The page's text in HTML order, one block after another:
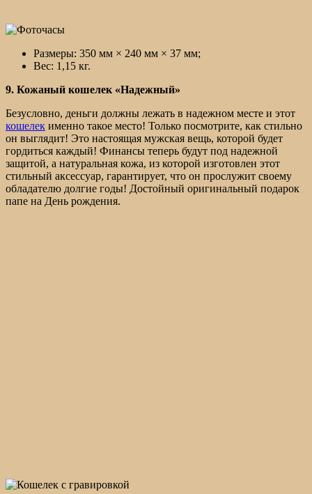
Размеры: 350 мм × 240 мм × 37 мм;
Вес: 1,15 кг.
9. Кожаный кошелек «Надежный»
Безусловно, деньги должны лежать в надежном месте и этот
кошелек именно такое место! Только посмотрите, как стильно
он выглядит! Это настоящая мужская вещь, которой будет
гордиться каждый! Финансы теперь будут под надежной
защитой, а натуральная кожа, из которой изготовлен этот
стильный аксессуар, гарантирует, что он прослужит своему
обладателю долгие годы! Достойный оригинальный подарок
папе на День рождения.